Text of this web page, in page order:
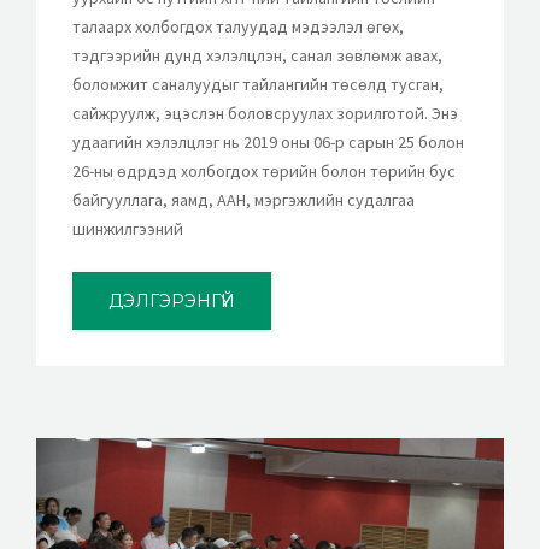
талаарх холбогдох талуудад мэдээлэл өгөх,
тэдгээрийн дунд хэлэлцүүлэн, санал зөвлөмж авах,
боломжит саналуудыг тайлангийн төсөлд тусган,
сайжруулж, эцэслэн боловсруулах зорилготой. Энэ
удаагийн хэлэлцүүлэг нь 2019 оны 06-р сарын 25 болон
26-ны өдрүүдэд холбогдох төрийн болон төрийн бус
байгууллага, яамд, ААН, мэргэжлийн судалгаа
шинжилгээний
ДЭЛГЭРЭНГҮЙ